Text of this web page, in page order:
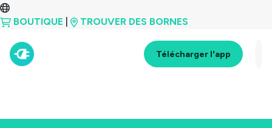
BOUTIQUE TROUVER DES BORNES
Télécharger l'app